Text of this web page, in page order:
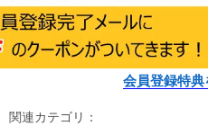
会員登録特典
関連カテゴリ：